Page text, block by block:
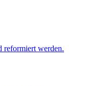
reformiert werden.